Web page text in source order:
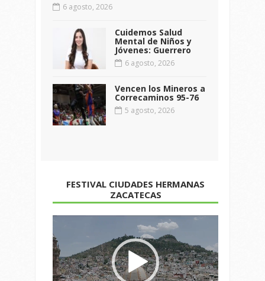
6 agosto, 2026
Cuidemos Salud
Mental de Niños y
Jóvenes: Guerrero
6 agosto, 2026
Vencen los Mineros a
Correcaminos 95-76
5 agosto, 2026
FESTIVAL CIUDADES HERMANAS
ZACATECAS
de
vídeo